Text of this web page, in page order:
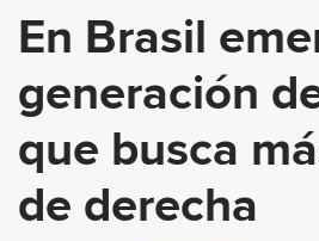
En Brasil
generación
que busca
de derecha